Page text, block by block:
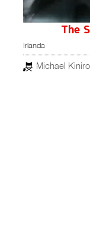
The
Irlanda
Michael